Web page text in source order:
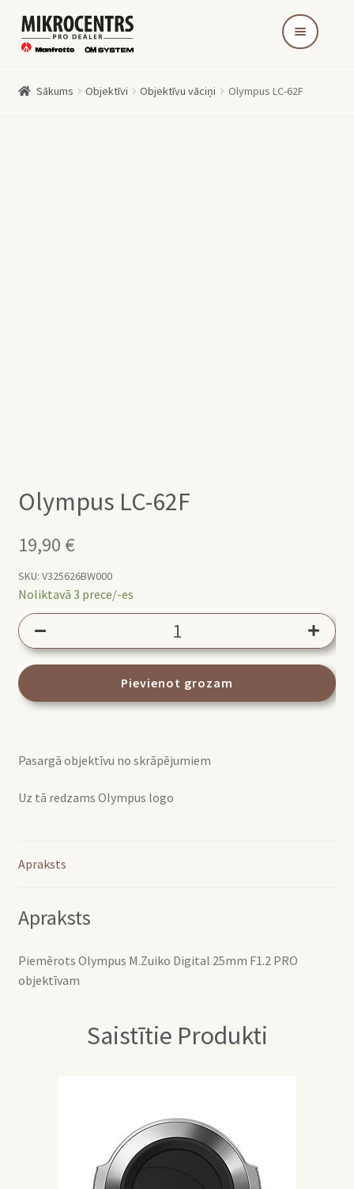
Skip
to
Skip
to
Sākums Objektīvi Objektīvu vāciņi Olympus LC-62F
Olympus LC-62F
19,90 €
SKU: V325626BW000
Noliktavā 3 prece/-es
62F
Pievienot grozam
Pasargā objektīvu no skrāpējumiem
Uz tā redzams Olympus logo
Apraksts
Apraksts
Piemērots Olympus M.Zuiko Digital 25mm F1.2 PRO
objektīvam
Saistītie Produkti